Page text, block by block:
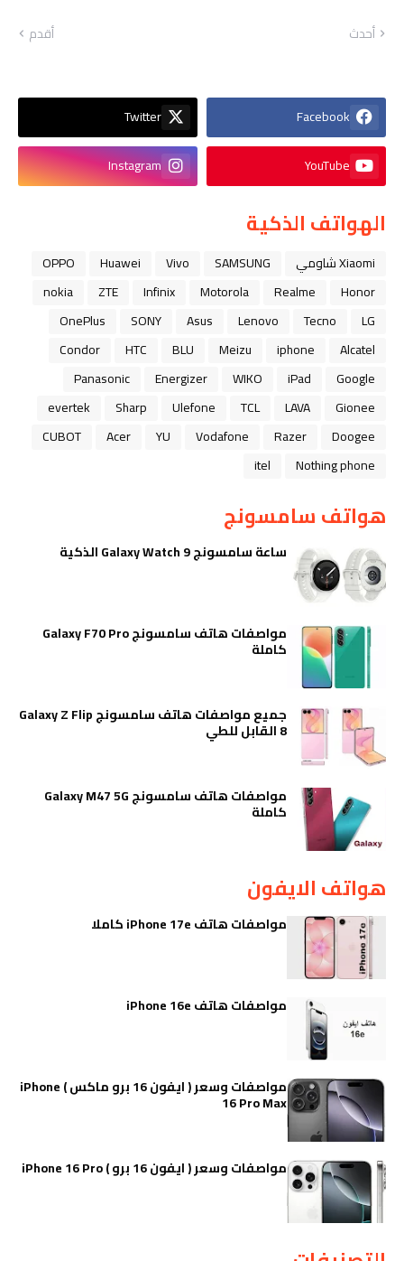
أحدث أقدم
Facebook
Twitter
YouTube
Instagram
الهواتف الذكية
Xiaomi شاومي SAMSUNG
Vivo
Huawei
OPPO
Honor
Realme
Motorola
Infinix
ZTE
nokia
LG
Tecno
Lenovo
Asus
SONY
OnePlus
Alcatel
iphone
Meizu
BLU
HTC
Condor
Google
iPad
WIKO
Energizer
Panasonic
Gionee
LAVA
TCL
Ulefone
Sharp
evertek
Doogee
Razer
Vodafone
YU
Acer
CUBOT
Nothing phone
itel
هواتف سامسونج
ساعة سامسونج Galaxy Watch 9 الذكية
مواصفات هاتف سامسونج Galaxy F70 Pro
كاملة
جميع مواصفات هاتف سامسونج Galaxy Z Flip
8 القابل للطي
مواصفات هاتف سامسونج Galaxy M47 5G
كاملة
هواتف الايفون
مواصفات هاتف iPhone 17e كاملا
مواصفات هاتف iPhone 16e
مواصفات وسعر ( ايفون 16 برو ماكس ) iPhone
16 Pro Max
مواصفات وسعر ( ايفون 16 برو ) iPhone 16 Pro